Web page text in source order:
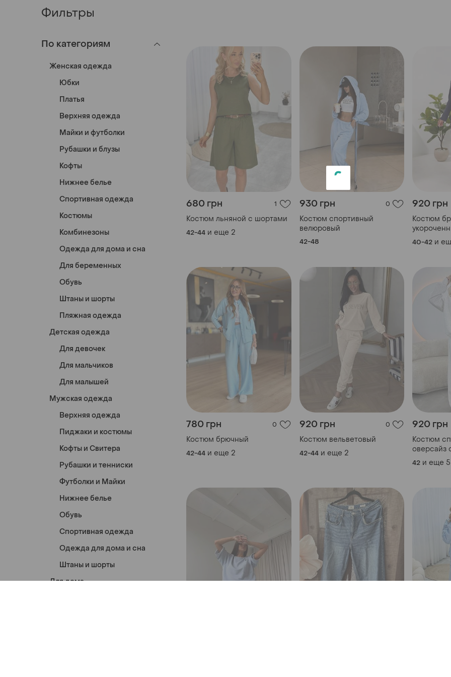
Фильтры
По категориям
Женская одежда
Юбки
Платья
Верхняя одежда
Майки и футболки
Рубашки и блузы
Кофты
Нижнее белье
Спортивная одежда
Костюмы
Комбинезоны
Одежда для дома и сна
Для беременных
Обувь
Штаны и шорты
Пляжная одежда
Детская одежда
Для девочек
Для мальчиков
Для малышей
Мужская одежда
Верхняя одежда
Пиджаки и костюмы
Кофты и Свитера
Рубашки и тенниски
Футболки и Майки
Нижнее белье
Обувь
Спортивная одежда
Одежда для дома и сна
Штаны и шорты
Для дома
680 грн 1
Костюм льняной с шортами
42-44 и еще 2
930 грн 0
Костюм спортивный
велюровый
42-48
920 грн
Костюм
40-42 и
780 грн 0
Костюм брючный
42-44 и еще 2
920 грн 0
Костюм вельветовый
42-44 и еще 2
920 грн
Костюм
оверсайз
42 и еще 5